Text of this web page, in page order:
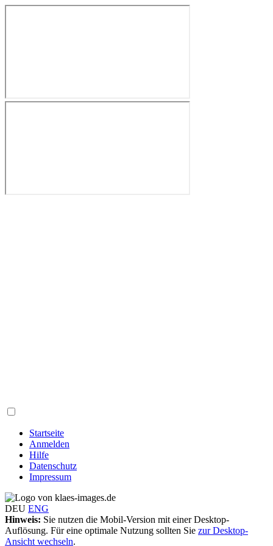
Startseite
Anmelden
Hilfe
Datenschutz
Impressum
DEU ENG
Hinweis: Sie nutzen die Mobil-Version mit einer Desktop-
Auflösung. Für eine optimale Nutzung sollten Sie zur Desktop-
Ansicht wechseln.